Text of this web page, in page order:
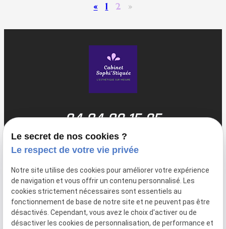
« 1 2 »
04 84 89 15 95
Une de nos prestations vous intéresse ?
Contactez-nous dès maintenant !
Le secret de nos cookies ?
Le respect de votre vie privée
Notre site utilise des cookies pour améliorer votre expérience
de navigation et vous offrir un contenu personnalisé. Les
cookies strictement nécessaires sont essentiels au
fonctionnement de base de notre site et ne peuvent pas être
désactivés. Cependant, vous avez le choix d'activer ou de
désactiver les cookies de personnalisation, de performance et